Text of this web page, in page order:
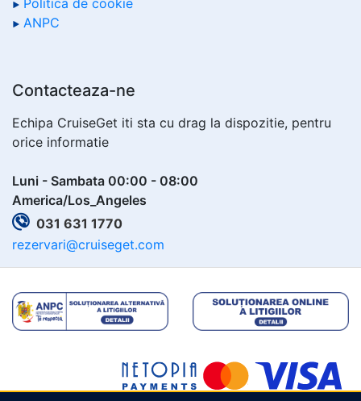
Politica de cookie
ANPC
Contacteaza-ne
Echipa CruiseGet iti sta cu drag la dispozitie, pentru
orice informatie
Luni - Sambata 00:00 - 08:00
America/Los_Angeles
031 631 1770
rezervari@cruiseget.com